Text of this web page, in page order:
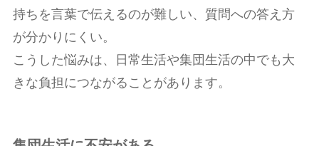
持ちを言葉で伝えるのが難しい、質問への答え方
が分かりにくい。
こうした悩みは、日常生活や集団生活の中でも大
きな負担につながることがあります。